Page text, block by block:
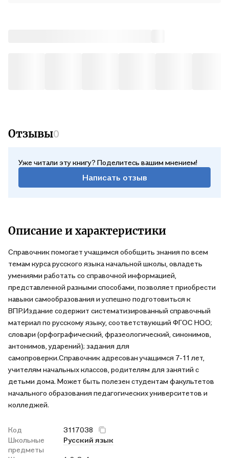
Отзывы0
Уже читали эту книгу? Поделитесь вашим мнением!
Написать отзыв
Описание и характеристики
Справочник помогает учащимся обобщить знания по всем
темам курса русского языка начальной школы, овладеть
умениями работать со справочной информацией,
представленной разными способами, позволяет приобрести
навыки самообразования и успешно подготовиться к
ВПР.Издание содержит систематизированный справочный
материал по русскому языку, соответствующий ФГОС НОО;
словари (орфографический, фразеологический, синонимов,
антонимов, ударений); задания для
самопроверки.Справочник адресован учащимся 7-11 лет,
учителям начальных классов, родителям для занятий с
детьми дома. Может быть полезен студентам факультетов
начального образования педагогических университетов и
колледжей.
Код
3117038
Школьные
предметы
Русский язык